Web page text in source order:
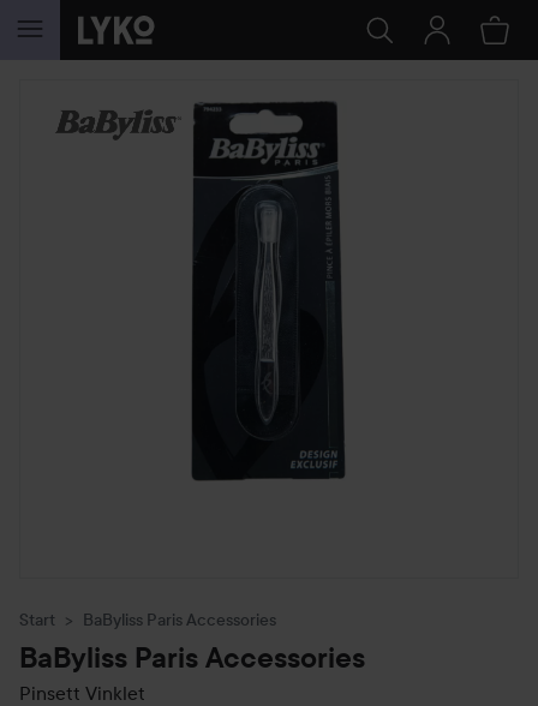
GÅ TIL INNHOLD
Start BaByliss Paris Accessories
BaByliss Paris Accessories
Pinsett Vinklet